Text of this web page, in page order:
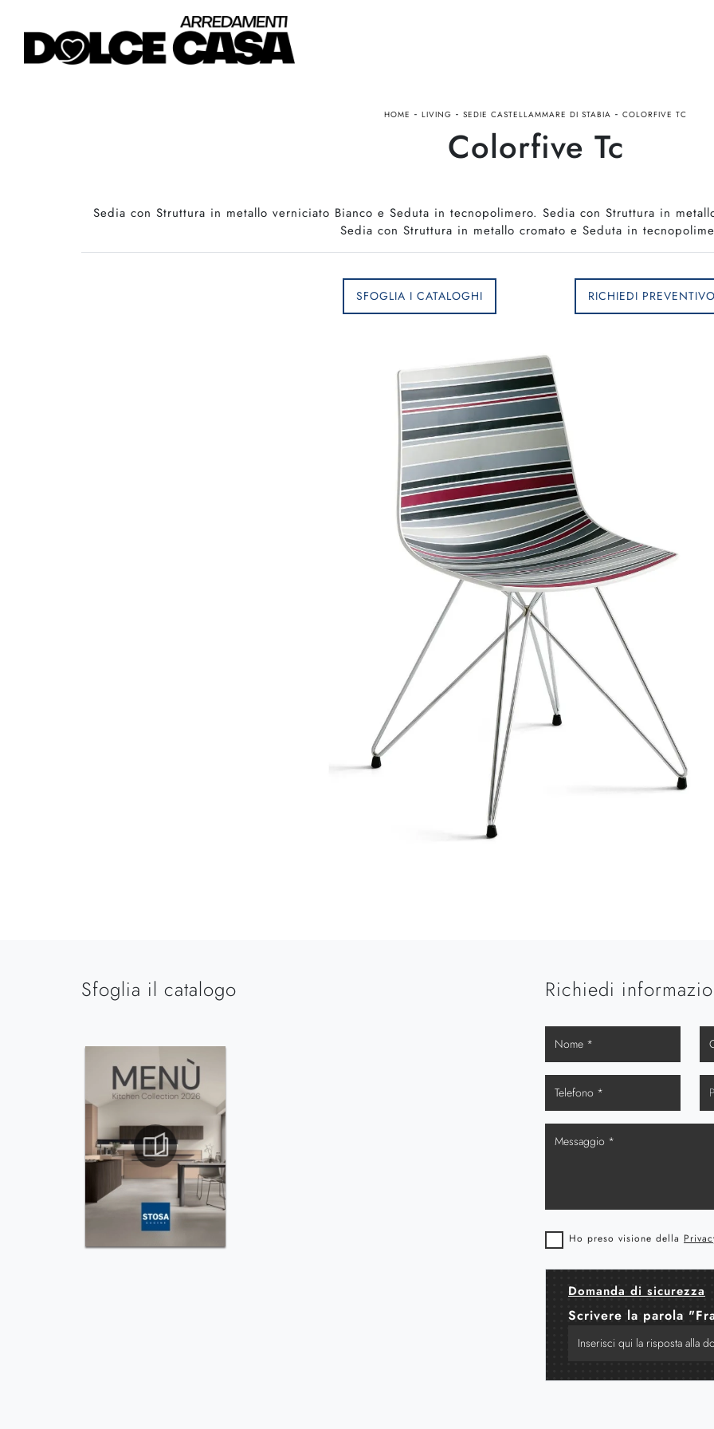
HOME - LIVING - SEDIE CASTELLAMMARE DI STABIA - COLORFIVE TC
Colorfive Tc
Sedia con Struttura in metallo verniciato Bianco e Seduta in tecnopolimero. Sedia con Struttura in
Sedia con Struttura in metallo cromato e Seduta in
SFOGLIA I CATALOGHI RICHIEDI
Sfoglia il catalogo Richiedi
Ho preso visione della
Domanda di sicurezza
Scrivere la parola